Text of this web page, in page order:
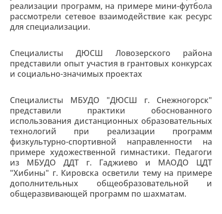
реализации программ, на примере мини-футбола
рассмотрели сетевое взаимодействие как ресурс
для специализации.
Специалисты ДЮСШ Ловозерского района
представили опыт участия в грантовых конкурсах
и социально-значимых проектах
Специалисты МБУДО "ДЮСШ г. Снежногорск"
представили практики обоснованного
использования дистанционных образовательных
технологий при реализации программ
физкультурно-спортивной направленности на
примере художественной гимнастики. Педагоги
из МБУДО ДДТ г. Гаджиево и МАОДО ЦДТ
"Хибины" г. Кировска осветили тему на примере
дополнительных общеобразовательной и
общеразвивающей программ по шахматам.